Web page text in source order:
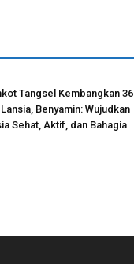
Tangsel Kembangkan 36
Benyamin: Wujudkan
Sehat, Aktif, dan Bahagia